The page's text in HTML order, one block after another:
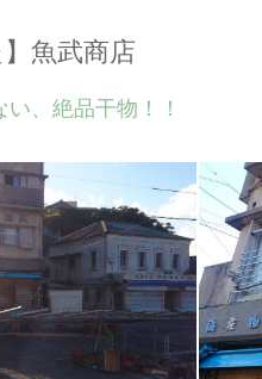
】魚武商店
、絶品干物！！